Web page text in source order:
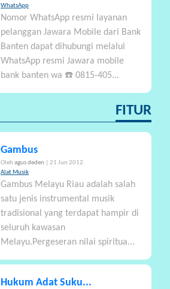
WhatsApp
Nomor WhatsApp resmi layanan
pelanggan Jawara Mobile dari Bank
Banten dapat dihubungi melalui
WhatsApp resmi Jawara mobile
bank banten wa ☎️ 0815-405...
FITUR
Gambus
Oleh agus deden
| 21 Jun 2012.
Alat Musik
Gambus Melayu Riau adalah salah
satu jenis instrumental musik
tradisional yang terdapat hampir di
seluruh kawasan
Melayu.Pergeseran nilai spiritua...
Hukum Adat Suku...